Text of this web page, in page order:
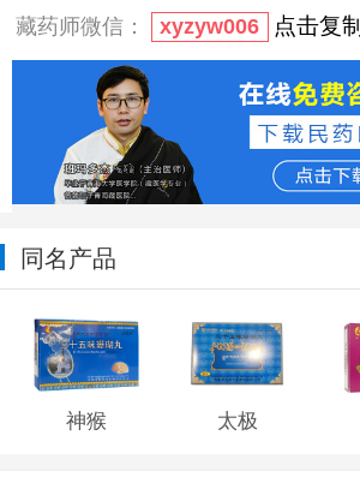
藏药师微信： xyzyw006 点击复制
同名产品
神猴 太极